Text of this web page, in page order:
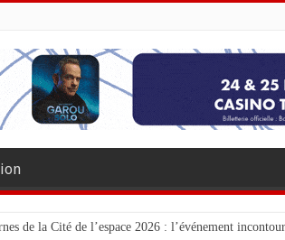
de la Cité de l’espace 2026 : l’événement